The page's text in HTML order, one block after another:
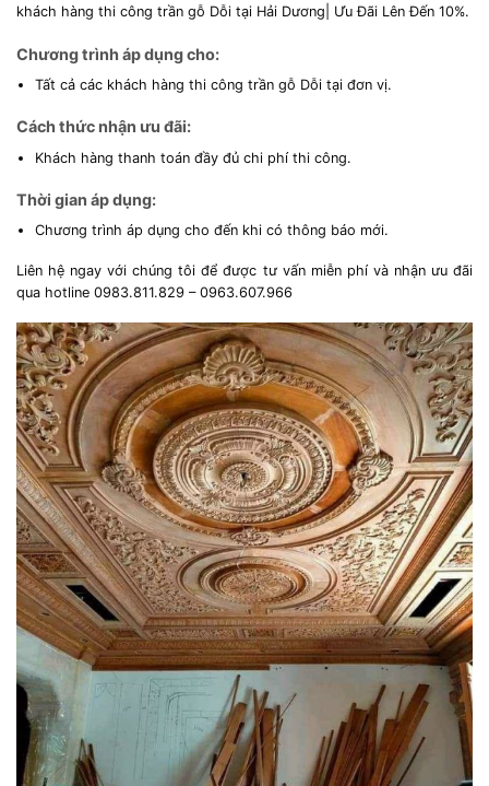
khách hàng thi công trần gỗ Dỗi tại Hải Dương| Ưu Đãi Lên Đến 10%.
Chương trình áp dụng cho:
Tất cả các khách hàng thi công trần gỗ Dỗi tại đơn vị.
Cách thức nhận ưu đãi:
Khách hàng thanh toán đầy đủ chi phí thi công.
Thời gian áp dụng:
Chương trình áp dụng cho đến khi có thông báo mới.
Liên hệ ngay với chúng tôi để được tư vấn miễn phí và nhận ưu đãi
qua hotline 0983.811.829 – 0963.607.966